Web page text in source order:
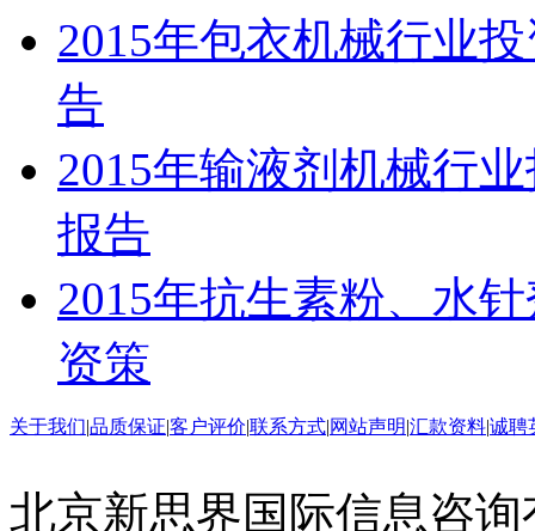
2015年包衣机械行业
告
2015年输液剂机械行
报告
2015年抗生素粉、水
资策
关于我们|品质保证|客户评价|联系方式|网站声明|汇款资料|诚聘
北京新思界国际信息咨